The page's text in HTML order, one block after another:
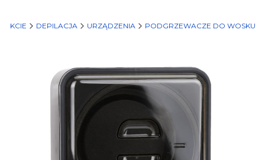
DEPILACJA URZĄDZENIA PODGRZEWACZE DO WOSKU